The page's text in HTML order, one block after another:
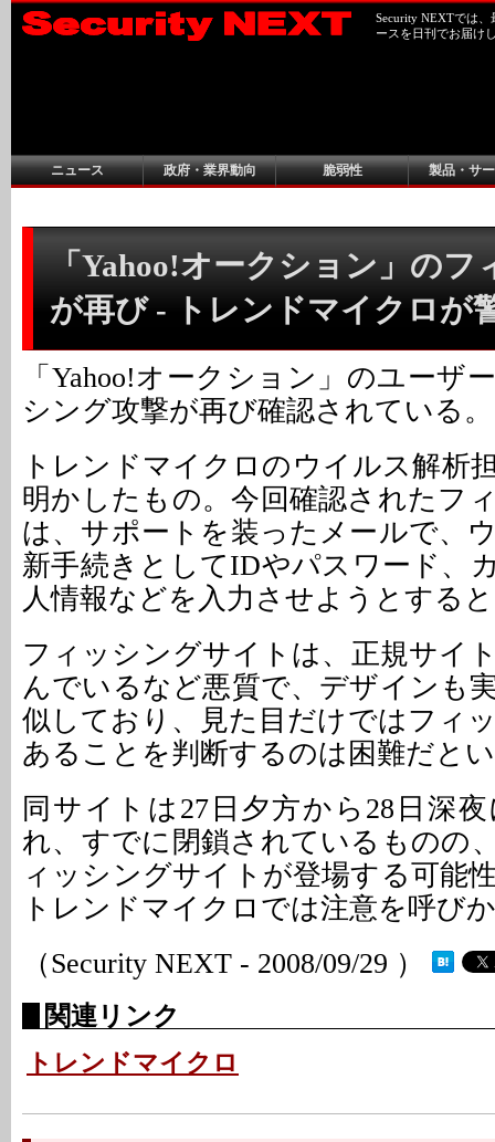
Security NEXTでは
ースを日刊でお届け
ニュース 政府・業界動向 脆弱性 製品・サ
「Yahoo!オークション」のフ
が再び - トレンドマイクロが
「Yahoo!オークション」のユーザ
シング攻撃が再び確認されている。
トレンドマイクロのウイルス解析
明かしたもの。今回確認されたフ
は、サポートを装ったメールで、
新手続きとしてIDやパスワード、
人情報などを入力させようとする
フィッシングサイトは、正規サイ
んでいるなど悪質で、デザインも
似しており、見た目だけではフィ
あることを判断するのは困難だと
同サイトは27日夕方から28日深
れ、すでに閉鎖されているものの
ィッシングサイトが登場する可能
トレンドマイクロでは注意を呼び
（Security NEXT - 2008/09/29 ）
関連リンク
トレンドマイクロ